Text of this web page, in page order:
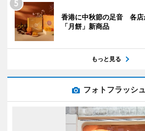
香港に中秋節の足音 各店
「月餅」新商品
もっと見る
フォトフラッシュ